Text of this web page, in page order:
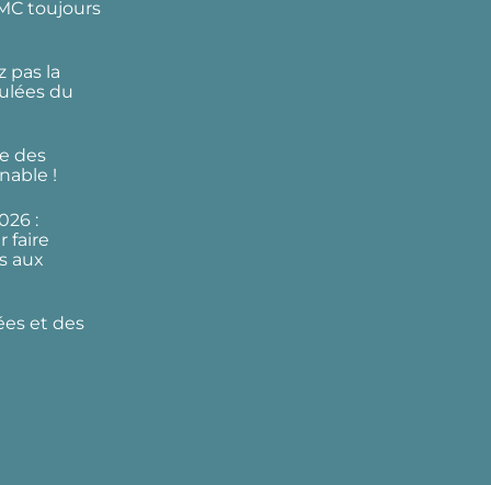
toujours
pas la
du
des
!
:
faire
aux
et des